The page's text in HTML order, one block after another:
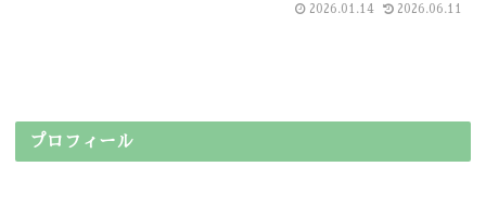
2026.01.14 2026.06.11
プロフィール